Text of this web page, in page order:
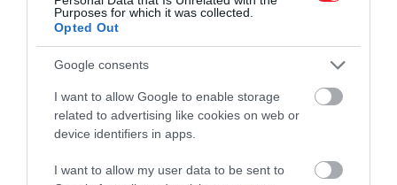
Purposes for which it was collected.
Opted Out
Google consents
I want to allow Google to enable storage
related to advertising like cookies on web or
device identifiers in apps.
I want to allow my user data to be sent to
Port Said, Egyiptom
Shutterstock
Érdekesség, hogy a legjobb háromba a Földközi-
tenger észak-afrikai oldalán fekvő városok kerültek,
de tovább haladva kiderül: a tanulmányban szereplő
Európában.